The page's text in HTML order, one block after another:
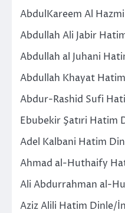
AbdulKareem Al
Abdullah Ali Jabir
Abdullah al Juhani
Abdullah Khayat
Abdur-Rashid Sufi
Ebubekir Şatıri Hatim
Adel Kalbani Hatim
Ahmad al-Huthaify
Ali Abdurrahman al-
Aziz Alili Hatim Dinle/